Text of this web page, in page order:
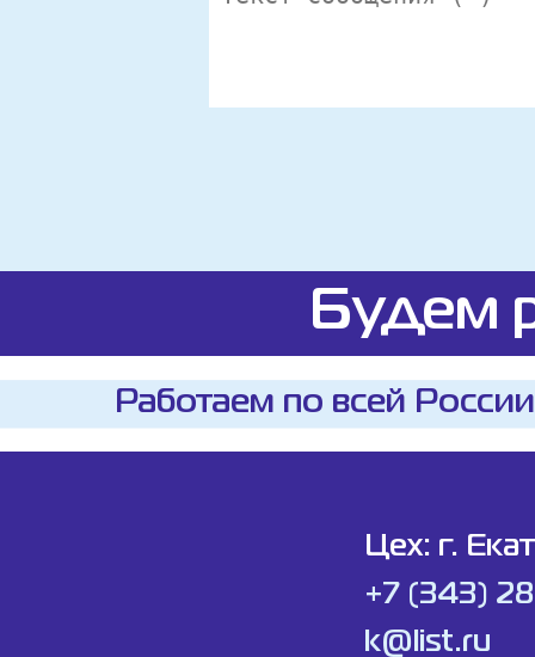
Будем
Работаем по всей
Цех: г.
+7 (343)
k@list.ru